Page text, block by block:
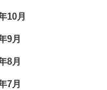
10月
9月
8月
7月